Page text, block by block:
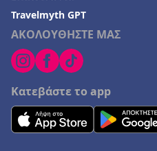
ΑΚΟΛΟΥΘΗΣΤΕ ΜΑΣ
Κατεβάστε το app
Travelmyth GPT